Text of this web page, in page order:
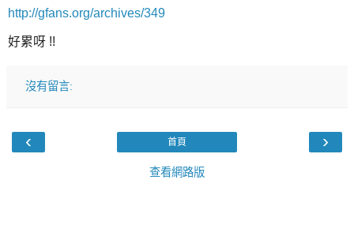
http://gfans.org/archives/349
好累呀 !!
沒有留言:
‹ ›
首頁
查看網路版